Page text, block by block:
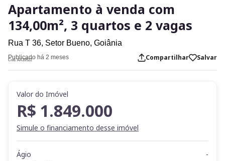
Apartamento à venda com
134,00m², 3 quartos e 2 vagas
Rua T 36, Setor Bueno, Goiânia
Publicado há 2 meses
Cod. AX39522 Compartilhar Salvar
Valor do Imóvel
R$ 1.849.000
Simule o financiamento desse imóvel
Ágio
-